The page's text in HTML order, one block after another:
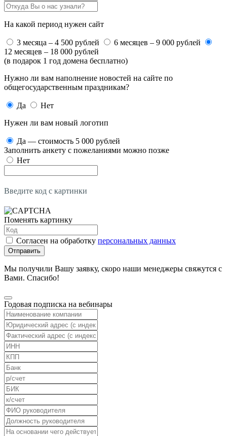
На какой период нужен сайт
3 месяца – 4 500 рублей
6 месяцев – 9 000 рублей
12 месяцев – 18 000 рублей
(в подарок 1 год домена бесплатно)
Нужно ли вам наполнение новостей на сайте по
общегосударственным праздникам?
Да
Нет
Нужен ли вам новый логотип
Да — стоимость 5 000 рублей
Заполнить анкету с пожеланиями можно позже
Нет
Введите код с картинки
Поменять картинку
Согласен на обработку персональных данных
Отправить
Мы получили Вашу заявку, скоро наши менеджеры свяжутся с
Вами. Спасибо!
Годовая подписка на вебинары